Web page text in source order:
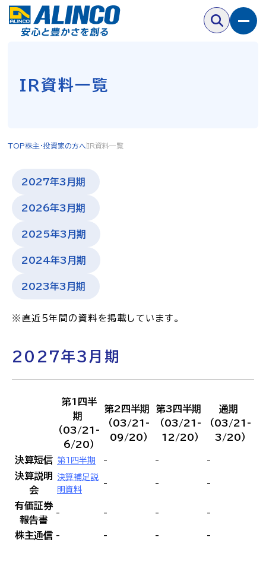
IR資料一覧
TOP株主・投資家の方へ IR資料一覧
2027年3月期
2026年3月期
2025年3月期
2024年3月期
2023年3月期
※直近５年間の資料を掲載しています。
2027年3月期
第1四半
期
（03/21-
6/20）
第2四半期
（03/21-
09/20）
第3四半期
（03/21-
12/20）
通期
（03/21-
3/20）
決算短信 第1四半期 - -
-
決算説明
会
決算補足説
明資料
- - -
有価証券
報告書
- - - -
株主通信 - - - -